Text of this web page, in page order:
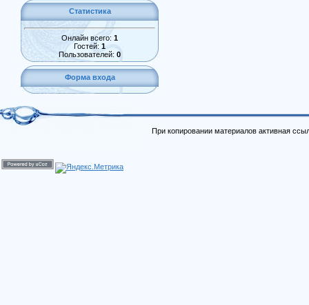
Статистика
Онлайн всего: 1
Гостей: 1
Пользователей: 0
Форма входа
При копировании материалов активная